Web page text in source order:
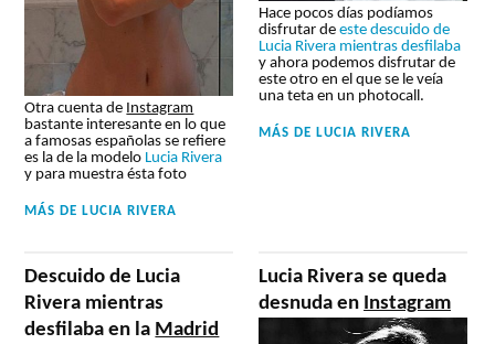
Otra cuenta de Instagram
bastante interesante en lo que
a famosas españolas se refiere
es la de la modelo Lucia Rivera
y para muestra ésta foto
MÁS DE LUCIA RIVERA
Hace pocos días podíamos
disfrutar deeste descuido de
Lucia Rivera mientras desfilaba
y ahora podemos disfrutar de
este otro en el que se le veía
una teta en un photocall.
MÁS DE LUCIA RIVERA
Descuido de Lucia
Rivera mientras
desfilaba en la Madrid
Lucia Rivera se queda
desnuda en Instagram